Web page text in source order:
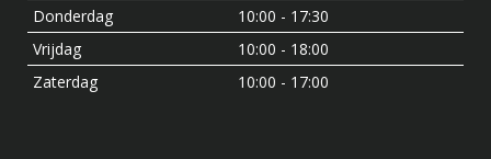
Donderdag
10:00 - 17:30
Vrijdag
10:00 - 18:00
Zaterdag
10:00 - 17:00